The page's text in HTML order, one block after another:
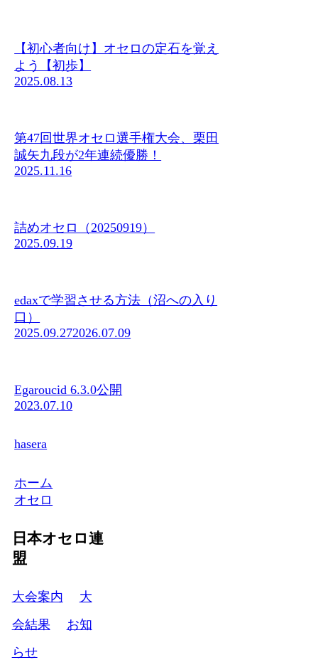
【初心者向け】オセロの定石を覚え
よう【初歩】
2025.08.13
第47回世界オセロ選手権大会、栗田
誠矢九段が2年連続優勝！
2025.11.16
詰めオセロ（20250919）
2025.09.19
edaxで学習させる方法（沼への入り
口）
2025.09.272026.07.09
Egaroucid 6.3.0公開
2023.07.10
hasera
ホーム
オセロ
日本オセロ連
盟
大会案内
大
会結果
お知
らせ